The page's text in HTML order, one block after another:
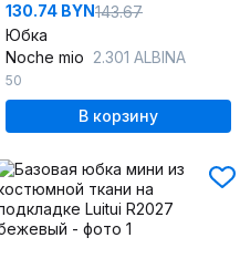
130.74 BYN143.67
Юбка
Noche mio 2.301 ALBINA
50
В корзину